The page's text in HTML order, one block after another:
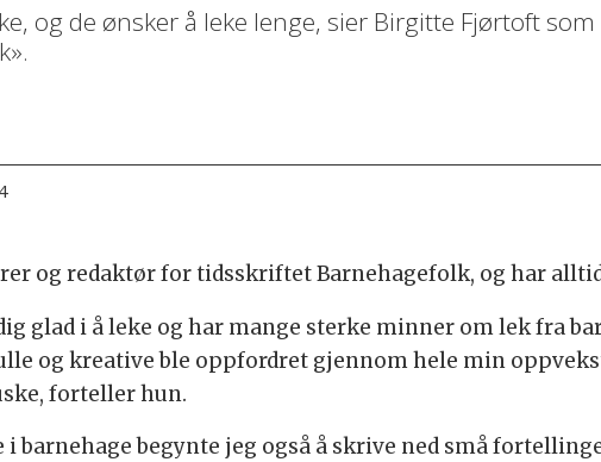
og de ønsker å leke lenge, sier Birgitte Fjørtoft
og redaktør for tidsskriftet Barnehagefolk, og har
glad i å leke og har mange sterke minner om lek fra
og kreative ble oppfordret gjennom hele min
forteller hun.
i barnehage begynte jeg også å skrive ned små